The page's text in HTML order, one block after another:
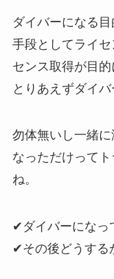
ダイバーになる
手段としてライ
センス取得が目的
とりあえずダイ
勿体無いし一緒
なっただけって
ね。
✔︎ダイバーになっ
✔︎その後どうする